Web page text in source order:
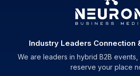
Industry Leaders Connection
We are leaders in hybrid B2B
reserve your place